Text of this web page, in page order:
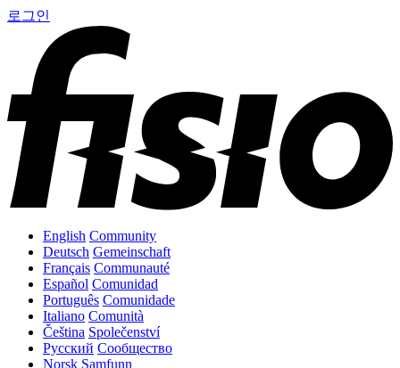
로그인
English Community
Deutsch Gemeinschaft
Français Communauté
Español Comunidad
Português Comunidade
Italiano Comunità
Čeština Společenství
Русский Сообщество
Norsk Samfunn